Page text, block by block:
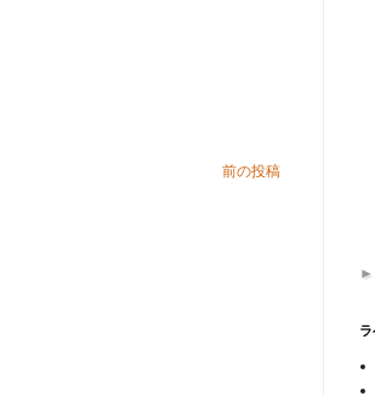
前の投稿
►